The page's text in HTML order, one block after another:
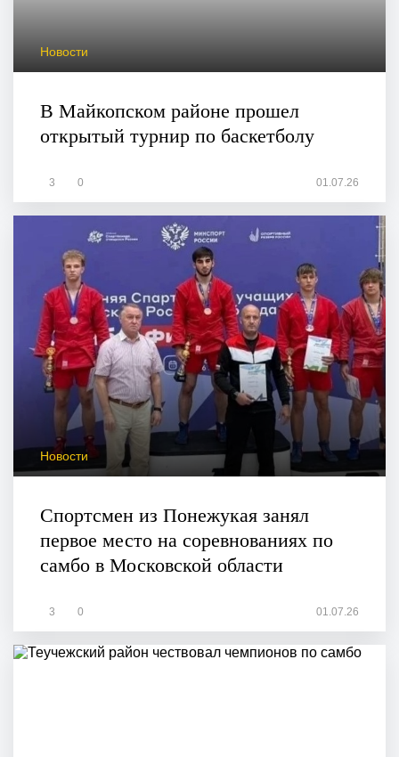
Новости
В Майкопском районе прошел
открытый турнир по баскетболу
3 0 01.07.26
Новости
Спортсмен из Понежукая занял
первое место на соревнованиях по
самбо в Московской области
3 0 01.07.26